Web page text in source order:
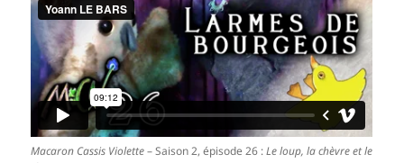
Macaron Cassis Violette– Saison 2, épisode 26 :Le loup, la chèvre et le